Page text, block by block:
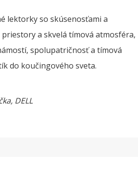
lektorky so skúsenosťami a
a skvelá tímová atmosféra,
spolupatričnosť a tímová
do koučingového sveta.
DELL